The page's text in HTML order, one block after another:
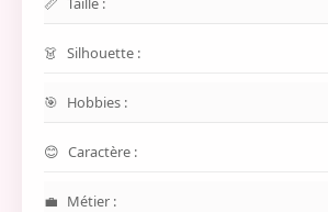
Silhouette :
Hobbies :
Caractère :
Métier :